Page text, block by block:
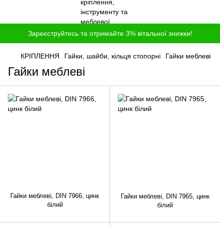
Зареєструйтесь та отримайте 3% вітальної знижки!
КРІПЛЕННЯ Гайки, шайби, кільця стопорні Гайки меблеві
Гайки меблеві
Гайки меблеві, DIN 7966, цинк
білий
Гайки меблеві, DIN 7965, цинк
білий